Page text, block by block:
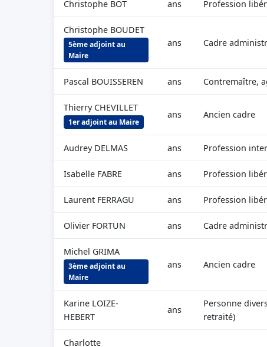
Christophe BOT ans Profession
Christophe BOUDET
5ème adjoint au
Maire
ans Cadre
Pascal BOUISSEREN ans Contremaître,
Thierry CHEVILLET
1er adjoint au Maire
ans Ancien cadre
Audrey DELMAS ans Profession
Isabelle FABRE ans Profession
Laurent FERRAGU ans Profession
Olivier FORTUN ans Cadre
Michel GRIMA
3ème adjoint au
Maire
ans Ancien cadre
Karine LOIZE-
HEBERT
ans
Personne
retraité)
Charlotte